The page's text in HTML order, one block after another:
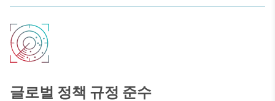
글로벌 정책 규정 준수